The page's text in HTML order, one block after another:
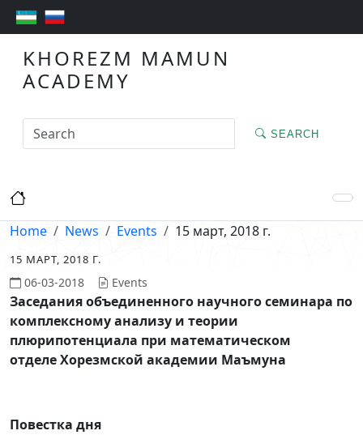
KHOREZM MAMUN
ACADEMY
SEARCH
Home News Events 15 март, 2018 г.
15 МАРТ, 2018 Г.
06-03-2018 Events
Заседания объединенного научного семинара по
комплексному анализу и теории
плюрипотенциала при математическом
отделеХорезмской академии Маъмуна
Повестка дня